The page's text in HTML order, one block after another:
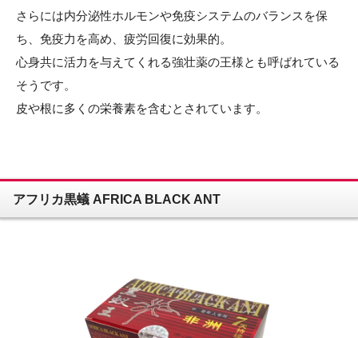
さらには内分泌性ホルモンや免疫システムのバランスを保
ち、免疫力を高め、疲労回復に効果的。
心身共に活力を与えてくれる強壮薬の王様とも呼ばれている
そうです。
皮や根に多くの栄養素を含むとされています。
アフリカ黒蟻 AFRICA BLACK ANT